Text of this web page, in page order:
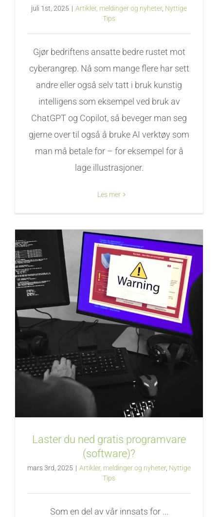
juli 1st, 2025 | Artikler, meldinger og nyheter, Nyttige
Tips
Gjør bedriftens ansatte bedre rustet mot
cyberangrep. Nå som mange flere har sett
andre eller også selv tatt i bruk kunstig
intelligens som eksempel ved bruk av
ChatGPT og Copilot, så beveger man seg
gjerne over til også å bruke AI verktøy som
man må betale for – for eksempel for å
lage illustrasjoner.
Les mer
Laster du ned gratis programvare
(software)?
mars 3rd, 2025 | Artikler, meldinger og nyheter, Nyttige
Tips
Som en del av vår innsats for ...